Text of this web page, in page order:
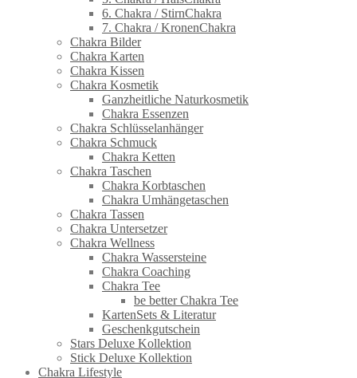
6. Chakra / StirnChakra
7. Chakra / KronenChakra
Chakra Bilder
Chakra Karten
Chakra Kissen
Chakra Kosmetik
Ganzheitliche Naturkosmetik
Chakra Essenzen
Chakra Schlüsselanhänger
Chakra Schmuck
Chakra Ketten
Chakra Taschen
Chakra Korbtaschen
Chakra Umhängetaschen
Chakra Tassen
Chakra Untersetzer
Chakra Wellness
Chakra Wassersteine
Chakra Coaching
Chakra Tee
be better Chakra Tee
KartenSets & Literatur
Geschenkgutschein
Stars Deluxe Kollektion
Stick Deluxe Kollektion
Chakra Lifestyle